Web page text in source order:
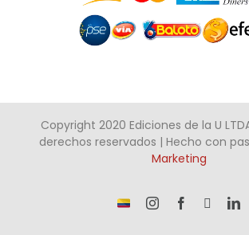
Copyright 2020 Ediciones de la U
derechos reservados | Hecho con
Marketing
¡Somos InstagramFacebook